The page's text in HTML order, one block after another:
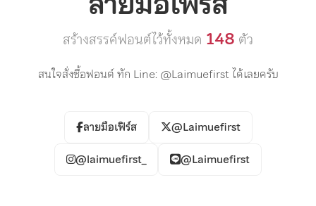
สร้างสรรค์ฟอนต์ไว้ทั้งหมด 148 ตัว
สนใจสั่งซื้อฟอนต์ ทัก Line: @Laimuefirst ได้เลยครับ
ลายมือเฟิร์ส
@Laimuefirst
@laimuefirst_
@Laimuefirst